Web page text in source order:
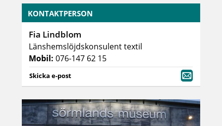
KONTAKTPERSON
Fia Lindblom
Länshemslöjdskonsulent textil
Mobil: 076-147 62 15
Skicka e-post